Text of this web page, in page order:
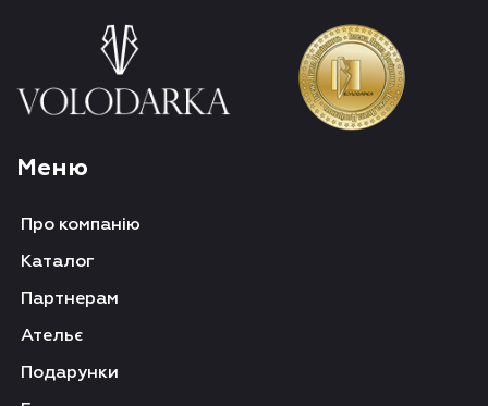
Меню
Про компанію
Каталог
Партнерам
Ательє
Подарунки